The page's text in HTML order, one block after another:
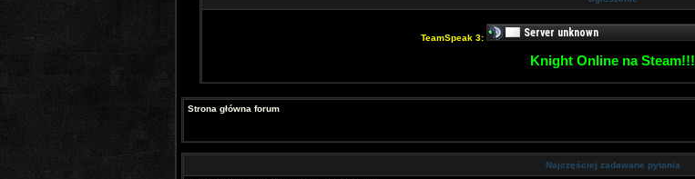
TeamSpeak 3:
Knight Online na Steam!!!
Strona główna forum
Najczęściej zadawane pytania